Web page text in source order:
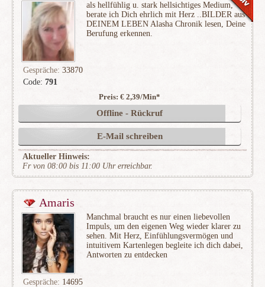
Code: 791
als hellfühlig u. stark hellsichtiges Medium,
berate ich Dich ehrlich mit Herz ..BILDER aus
DEINEM LEBEN Alasha Chronik lesen, Deine
Berufung erkennen.
Gespräche: 33870
(7888)
Preis: € 2,39/Min*
Offline - Rückruf
E-Mail schreiben
Aktueller Hinweis:
Fr von 08:00 bis 11:00 Uhr erreichbar.
Amaris
Manchmal braucht es nur einen liebevollen
Impuls, um den eigenen Weg wieder klarer zu
sehen. Mit Herz, Einfühlungsvermögen und
intuitivem Kartenlegen begleite ich dich dabei,
Antworten zu entdecken
Gespräche: 14695